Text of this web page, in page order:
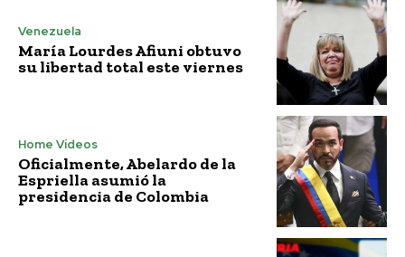
Venezuela
María Lourdes Afiuni obtuvo
su libertad total este viernes
Home Vídeos
Oficialmente, Abelardo de la
Espriella asumió la
presidencia de Colombia